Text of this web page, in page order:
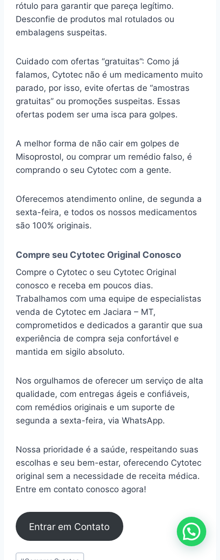
rótulo para garantir que pareça legítimo.
Desconfie de produtos mal rotulados ou
embalagens suspeitas.
Cuidado com ofertas “gratuitas”: Como já
falamos, Cytotec não é um medicamento muito
parado, por isso, evite ofertas de “amostras
gratuitas” ou promoções suspeitas. Essas
ofertas podem ser uma isca para golpes.
A melhor forma de não cair em golpes de
Misoprostol, ou comprar um remédio falso, é
comprando o seu Cytotec com a gente.
Oferecemos atendimento online, de segunda a
sexta-feira, e todos os nossos medicamentos
são 100% originais.
Compre seu Cytotec Original Conosco
Compre o Cytotec o seu Cytotec Original
conosco e receba em poucos dias.
Trabalhamos com uma equipe de especialistas
venda de Cytotec em Jaciara – MT,
comprometidos e dedicados a garantir que sua
experiência de compra seja confortável e
mantida em sigilo absoluto.
Nos orgulhamos de oferecer um serviço de alta
qualidade, com entregas ágeis e confiáveis,
com remédios originais e um suporte de
segunda a sexta-feira, via WhatsApp.
Nossa prioridade é a saúde, respeitando suas
escolhas e seu bem-estar, oferecendo Cytotec
original sem a necessidade de receita médica.
Entre em contato conosco agora!
Entrar em Contato
Tags